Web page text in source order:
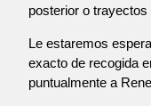
posterior o
Le estaremos
exacto de recogida
puntualmente a